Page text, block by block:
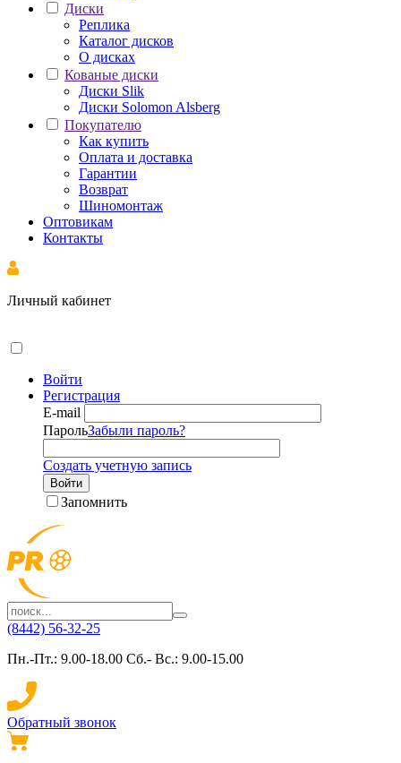
Диски
Реплика
Каталог дисков
О дисках
Кованые диски
Диски Slik
Диски Solomon Alsberg
Покупателю
Как купить
Оплата и доставка
Гарантии
Возврат
Шиномонтаж
Оптовикам
Контакты
Личный кабинет
Войти
Регистрация
E-mail
ПарольЗабыли пароль?
Создать учетную запись
Войти
Запомнить
(8442) 56-32-25
Пн.-Пт.: 9.00-18.00 Сб.- Вс.: 9.00-15.00
Обратный звонок